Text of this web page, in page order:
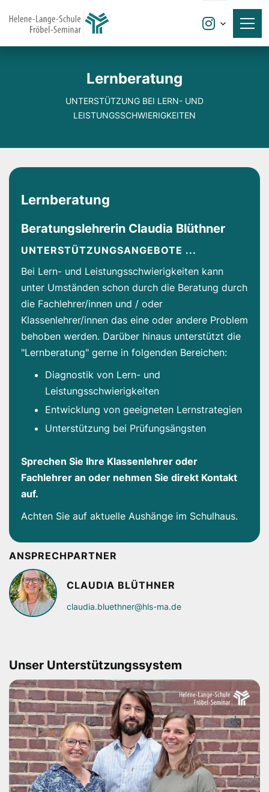

Lernberatung
UNTERSTÜTZUNG BEI LERN- UND
LEISTUNGSSCHWIERIGKEITEN
Lernberatung
Beratungslehrerin Claudia Blüthner
UNTERSTÜTZUNGSANGEBOTE ...
Bei Lern- und Leistungsschwierigkeiten kann
unter Umständen schon durch die Beratung durch
die Fachlehrer/innen und / oder
Klassenlehrer/innen das eine oder andere Problem
behoben werden. Darüber hinaus unterstützt die
"Lernberatung" gerne in folgenden Bereichen:
Diagnostik von Lern- und
Leistungsschwierigkeiten
Entwicklung von geeigneten Lernstrategien
Unterstützung bei Prüfungsängsten
Sprechen Sie Ihre Klassenlehrer oder
Fachlehrer an oder nehmen Sie direkt Kontakt
auf.
Achten Sie auf aktuelle Aushänge im Schulhaus.
ANSPRECHPARTNER
CLAUDIA BLÜTHNER
claudia.bluethner@hls-ma.de
Unser Unterstützungssystem